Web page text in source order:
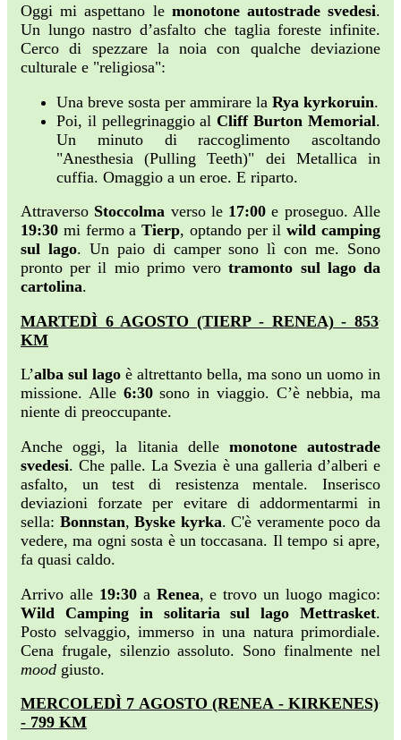
Oggi mi aspettano le monotone autostrade svedesi.
Un lungo nastro d’asfalto che taglia foreste infinite.
Cerco di spezzare la noia con qualche deviazione
culturale e "religiosa":
Una breve sosta per ammirare la Rya kyrkoruin.
Poi, il pellegrinaggio al Cliff Burton Memorial.
Un minuto di raccoglimento ascoltando
"Anesthesia (Pulling Teeth)" dei Metallica in
cuffia. Omaggio a un eroe. E riparto.
Attraverso Stoccolma verso le 17:00 e proseguo. Alle
19:30 mi fermo aTierp, optando per ilwild camping
sul lago. Un paio di camper sono lì con me. Sono
pronto per il mio primo verotramonto sul lago da
cartolina.
MARTEDÌ 6 AGOSTO (TIERP - RENEA) - 853
KM
L’alba sul lago è altrettanto bella, ma sono un uomo in
missione. Alle 6:30sono in viaggio. C’è nebbia, ma
niente di preoccupante.
Anche oggi, la litania delle monotone autostrade
svedesi. Che palle. La Svezia è una galleria d’alberi e
asfalto, un test di resistenza mentale. Inserisco
deviazioni forzate per evitare di addormentarmi in
sella: Bonnstan,Byske kyrka. C'è veramente poco da
vedere, ma ogni sosta è un toccasana. Il tempo si apre,
fa quasi caldo.
Arrivo alle 19:30a Renea, e trovo un luogo magico:
Wild Camping in solitaria sul lago Mettrasket.
Posto selvaggio, immerso in una natura primordiale.
Cena frugale, silenzio assoluto. Sono finalmente nel
mood giusto.
MERCOLEDÌ 7 AGOSTO (RENEA - KIRKENES)
- 799 KM